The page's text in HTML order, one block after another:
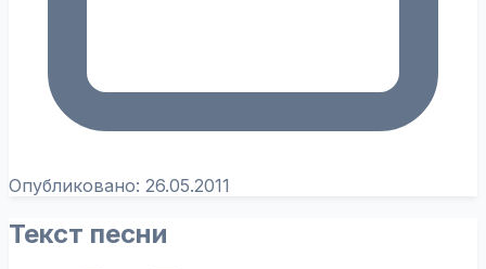
Опубликовано: 26.05.2011
Текст песни